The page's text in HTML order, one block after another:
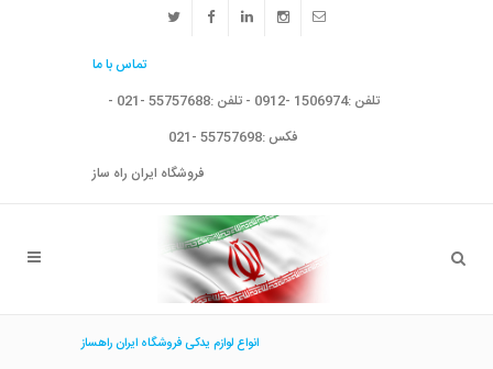
تماس با ما
تلفن :1506974 -0912 - تلفن :55757688 -021 -
فکس :55757698 -021
فروشگاه ایران راه ساز
انواع لوازم یدکی فروشگاه ایران راهساز